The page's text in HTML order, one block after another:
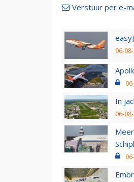
Verstuur per e-
06-
In
06-